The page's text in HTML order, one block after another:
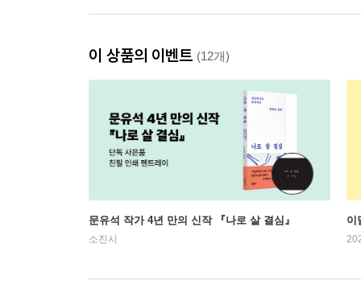
이 상품의 이벤트 (12개)
문유석 작가 4년 만의 신작 『나로 살 결심』
소진시
이